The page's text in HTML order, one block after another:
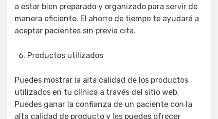
a estar bien preparado y organizado para servir de
manera eficiente. El ahorro de tiempo te ayudará a
aceptar pacientes sin previa cita.
Productos utilizados
Puedes mostrar la alta calidad de los productos
utilizados en tu clínica a través del sitio web.
Puedes ganar la confianza de un paciente con la
alta calidad de producto y les puedes ofrecer